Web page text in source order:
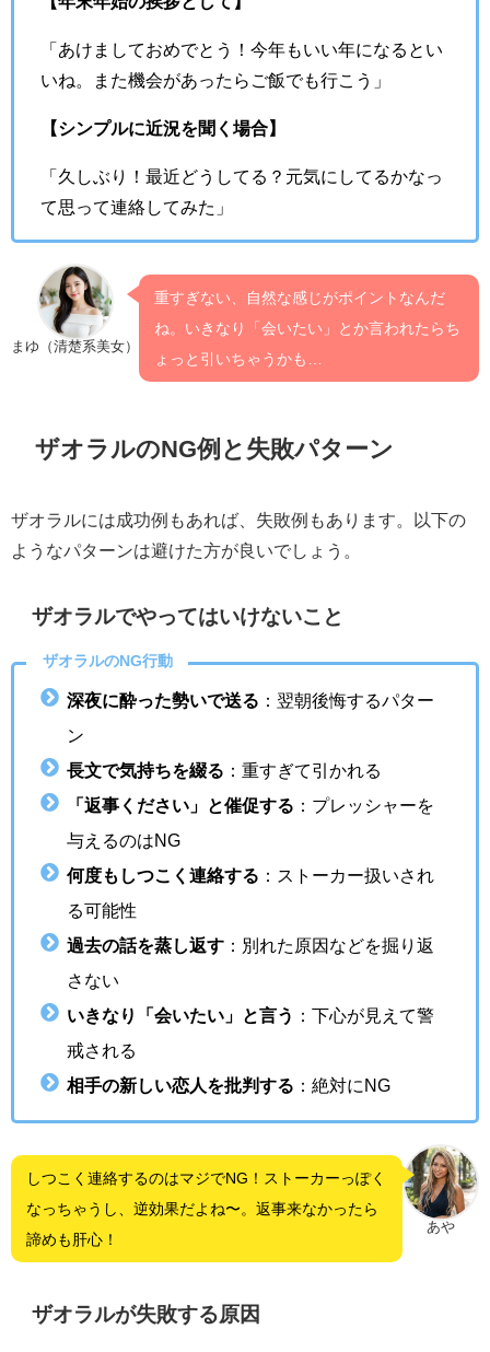
「あけましておめでとう！今年もいい年になるとい
いね。また機会があったらご飯でも行こう」
【シンプルに近況を聞く場合】
「久しぶり！最近どうしてる？元気にしてるかなっ
て思って連絡してみた」
まゆ（清楚系美女）
重すぎない、自然な感じがポイントなんだ
ね。いきなり「会いたい」とか言われたらち
ょっと引いちゃうかも…
ザオラルのNG例と失敗パターン
ザオラルには成功例もあれば、失敗例もあります。以下の
ようなパターンは避けた方が良いでしょう。
ザオラルでやってはいけないこと
ザオラルのNG行動
深夜に酔った勢いで送る ：翌朝後悔するパター
ン
長文で気持ちを綴る ：重すぎて引かれる
「返事ください」と催促する ：プレッシャーを
与えるのはNG
何度もしつこく連絡する ：ストーカー扱いされ
る可能性
過去の話を蒸し返す ：別れた原因などを掘り返
さない
いきなり「会いたい」と言う
：下心が見えて警
戒される
相手の新しい恋人を批判する ：絶対にNG
あや
しつこく連絡するのはマジでNG！ストーカーっぽく
なっちゃうし、逆効果だよね〜。返事来なかったら
諦めも肝心！
ザオラルが失敗する原因